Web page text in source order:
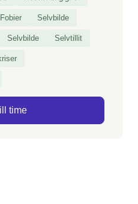
at du opplever
alene eller som
Fobier Selvbilde
Selvbilde Selvtillit
time